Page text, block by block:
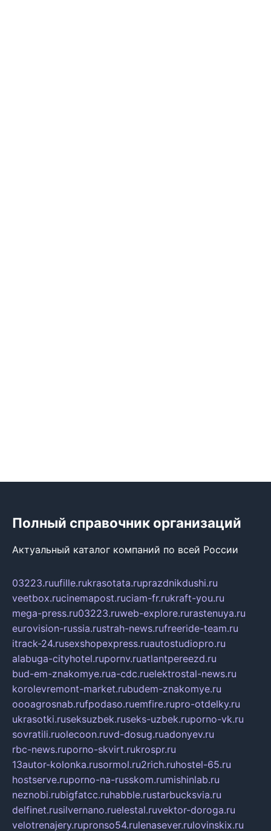
Полный справочник организаций
Актуальный каталог компаний по всей России
03223.ruufille.rukrasotata.ruprazdnikdushi.ru
veetbox.rucinemapost.ruciam-fr.rukraft-you.ru
mega-press.ru03223.ruweb-explore.rurastenuya.ru
eurovision-russia.rustrah-news.rufreeride-team.ru
itrack-24.rusexshopexpress.ruautostudiopro.ru
alabuga-cityhotel.rupornv.ruatlantpereezd.ru
bud-em-znakomye.rua-cdc.ruelektrostal-news.ru
korolevremont-market.rubudem-znakomye.ru
oooagrosnab.rufpodaso.ruemfire.rupro-otdelky.ru
ukrasotki.ruseksuzbek.ruseks-uzbek.ruporno-vk.ru
sovratili.ruolecoon.ruvd-dosug.ruadonyev.ru
rbc-news.ruporno-skvirt.rukrospr.ru
13autor-kolonka.rusormol.ru2rich.ruhostel-65.ru
hostserve.ruporno-na-russkom.rumishinlab.ru
neznobi.rubigfatcc.ruhabble.rustarbucksvia.ru
delfinet.rusilvernano.ruelestal.ruvektor-doroga.ru
velotrenajery.rupronso54.rulenasever.rulovinskix.ru